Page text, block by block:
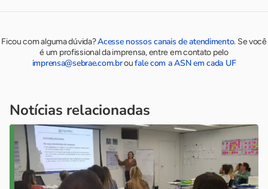
Ficou com alguma dúvida?Acesse nossos canais de atendimento. Se você
é um profissional da imprensa, entre em contato pelo
imprensa@sebrae.com.broufale com a ASN em cada UF
Notícias relacionadas